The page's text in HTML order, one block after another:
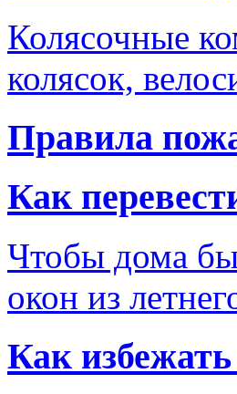
Колясочные
колясок,
Правила
Как
Чтобы дома
окон из
Как